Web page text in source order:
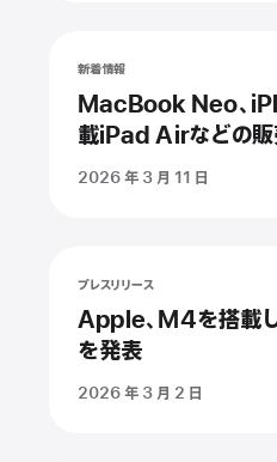
新着情報
MacBook Neo、
載iPad Airなどの
2026 年 3 月 11 日
プレスリリース
Apple、M4を搭載
を発表
2026 年 3 月 2 日